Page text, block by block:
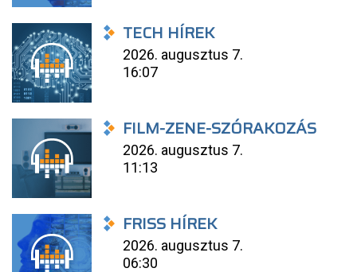
TECH HÍREK
2026. augusztus 7.
16:07
FILM-ZENE-SZÓRAKOZÁS
2026. augusztus 7.
11:13
FRISS HÍREK
2026. augusztus 7.
06:30